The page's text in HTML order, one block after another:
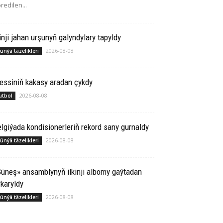
jahan urşunyň galyndylary tapyldy
täzelikleri 2026-08-08
kakasy aradan çykdy
2026-08-08
kondisionerleriň rekord sany gurnaldy
täzelikleri 2026-08-08
ansamblynyň ilkinji albomy gaýtadan
täzelikleri 2026-08-08